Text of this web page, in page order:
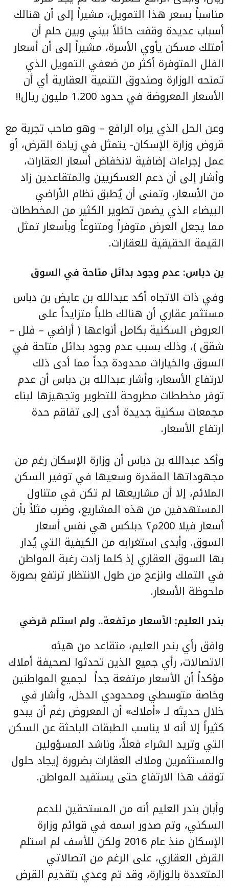
مناسباً بسعر هذا التمويل، مشيراً إلى أن هنالك
أسباب عديدة وقفت حائلاً بيني وبين حلم أن
أمتلك مسكن يأوي الأسرة، مشيراً إلى أن أسعار
الفلل المتوفرة أكثر من ضعفي التمويل الذي
تمنحه الوزارة وصندوق التنمية العقارية أي أن
الأسعار المعروضة في حدود 1.200 مليون ريال!!
وعن الحل الذي يراه الرافع – وهو صاحب تجربة مع
قروض وزارة الإسكان- يتمثل في زيادة القرض، أو
عمل إجراءات إضافية لانخفاض أسعار العقارات،
وأشار إلى أن دعم العسكريين والمتقاعدين زاد
من الأسعار، وتمنى أن يُطبق نظام الأراضي
البيضاء الذي يضمن تطوير الكثير من المخططات
مما يجعل العرض متوفراً ومتنوعاً وبأسعار تمثل
القيمة الحقيقية للعقارات.
بن دباس: عدم وجود بدائل متاحة في السوق
وفي ذات الاتجاه أكد عبدالله بن عايض بن دباس
مستثمر عقاري أن هنالك طلباً متزايداً على
العروض السكنية بكامل أنواعها ( أراضي – فلل –
شقق )، وذلك بسبب عدم وجود بدائل متاحة في
السوق والخيارات محدودة جداً مما أدى ذلك
لارتفاع الأسعار، وأشار عبدالله بن دباس أن عدم
توفر مخططات مطروحة للتطوير وتجهيزها لبناء
مجمعات سكنية جديدة أدى إلى تفاقم حدة
ارتفاع الأسعار.
وأكد عبدالله بن دباس أن وزارة الإسكان رغم من
مجهوداتها المقدرة وسعيها في توفير السكن
الملائم، إلا أن مشاريعها لم تكن في متناول
المستهدفين من هذه المشاريع، وضرب مثلاً بأن
أسعار فيلا 200م٢ دبلكس هي نفس أسعار
السوق. وأبدى استغرابه من الكيفية التي يُدار
بها السوق العقاري إذ كلما زادت رغبة المواطن
في التملك وانزعج من طول الانتظار ترتفع بصورة
ملحوظة الأسعار.
بندر العليم: الأسعار مرتفعة.. ولم استلم قرضي
وافق رأي بندر العليم، متقاعد من هيئه
الاتصالات، رأي جميع الذين تحدثوا لصحيفة أملاك
مؤكداً أن الأسعار مرتفعة جداً لجميع المواطنين
وخاصة متوسطي ومحدودي الدخل، وأشار في
خلال حديثه لـ «أملاك» أن المعروض رغم أن يبدو
كثيراً إلا أنه لا يناسب الطبقات الباحثة عن السكن
التي وتريد الشراء فعلاً، وناشد المسؤولين
والمستثمرين وملاك العقارات بضرورة إيجاد حلول
توقف هذا الارتفاع حتى يستفيد المواطن.
وأبان بندر العليم أنه من المستحقين للدعم
السكني، وتم صدور اسمه في قوائم وزارة
الإسكان منذ عام 2016 ولكن للأسف لم استلم
القرض العقاري، على الرغم من اتصالاتي
المتعددة بالوزارة، وقد تم وعدي بتقديم القرض